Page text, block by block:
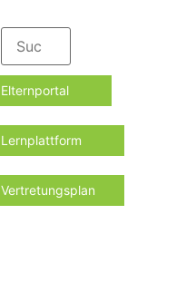
Elternportal
Lernplattform
Vertretungsplan